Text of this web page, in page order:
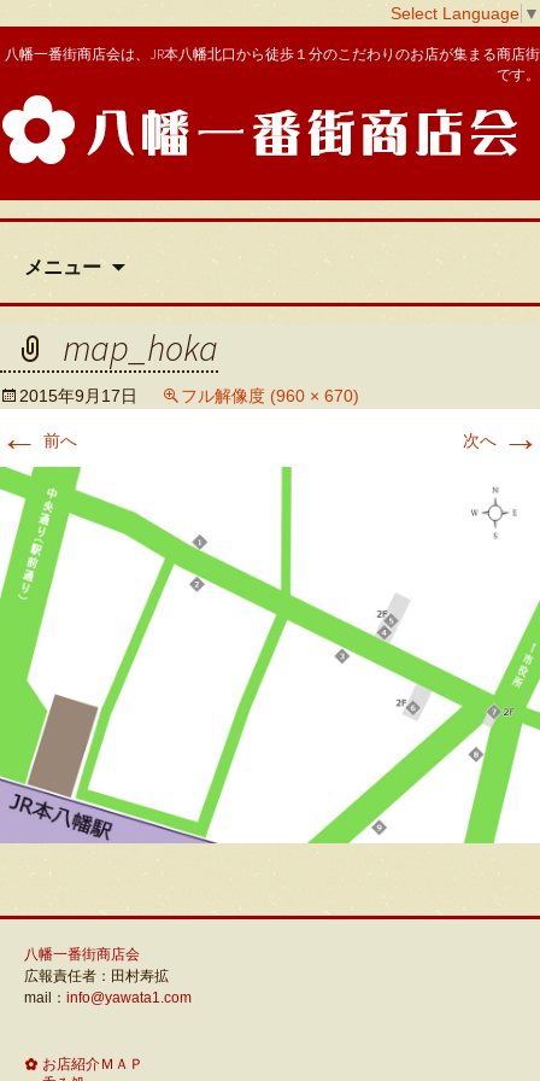
Select Language ▼
八幡一番街商店会
八幡一番街商店会は、JR本八幡北口から徒歩１分のこだわりのお店が集まる商店街
です。
メニュー
テ
ツ
へ
移
map_hoka
2015年9月17日 フル解像度 (960 × 670)
← 前へ 次へ →
八幡一番街商店会
広報責任者：田村寿拡
mail： info@yawata1.com
お店紹介ＭＡＰ